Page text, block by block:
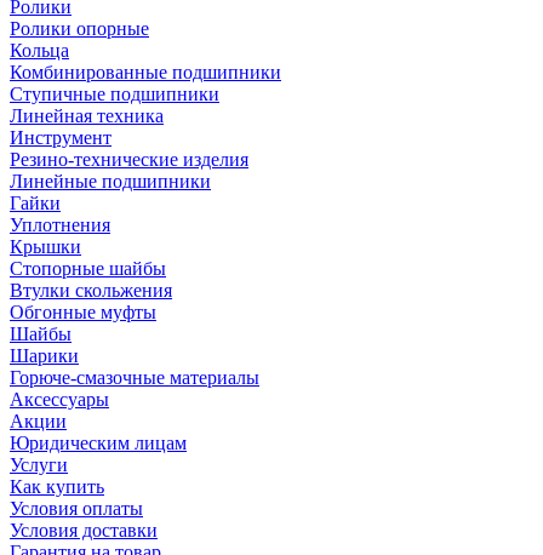
Ролики
Ролики опорные
Кольца
Комбинированные подшипники
Ступичные подшипники
Линейная техника
Инструмент
Резино-технические изделия
Линейные подшипники
Гайки
Уплотнения
Крышки
Стопорные шайбы
Втулки скольжения
Обгонные муфты
Шайбы
Шарики
Горюче-смазочные материалы
Аксессуары
Акции
Юридическим лицам
Услуги
Как купить
Условия оплаты
Условия доставки